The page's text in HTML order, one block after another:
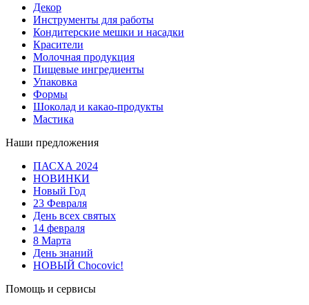
Декор
Инструменты для работы
Кондитерские мешки и насадки
Красители
Молочная продукция
Пищевые ингредиенты
Упаковка
Формы
Шоколад и какао-продукты
Мастика
Наши предложения
ПАСХА 2024
НОВИНКИ
Новый Год
23 Февраля
День всех святых
14 февраля
8 Марта
День знаний
НОВЫЙ Chocovic!
Помощь и сервисы